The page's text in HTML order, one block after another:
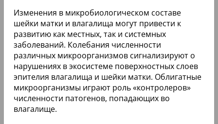
Изменения в микробиологическом составе
шейки матки и влагалища могут привести к
развитию как местных, так и системных
заболеваний. Колебания численности
различных микроорганизмов сигнализируют о
нарушениях в экосистеме поверхностных слоев
эпителия влагалища и шейки матки. Облигатные
микроорганизмы играют роль «контролеров»
численности патогенов, попадающих во
влагалище.